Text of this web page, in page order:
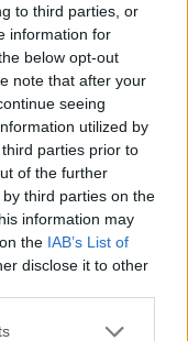
to third parties, or
information for
below opt-out
note that after your
seeing
utilized by
parties prior to
of the further
third parties on the
information may
the IAB’s List of
disclose it to other
or more Google
atteindre la
pièges de
précipités.
à l’écoute du
approche.